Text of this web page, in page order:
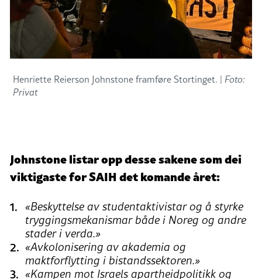
Henriette Reierson Johnstone framføre Stortinget. | Foto:
Privat
Johnstone listar opp desse sakene som dei
viktigaste for SAIH det komande året:
«Beskyttelse av studentaktivistar og å styrke
tryggingsmekanismar både i Noreg og andre
stader i verda.»
«Avkolonisering av akademia og
maktforflytting i bistandssektoren.»
«Kampen mot Israels apartheidpolitikk og